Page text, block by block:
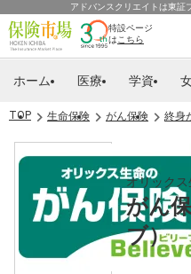
アドバンスクリエイトは東証
特設ページ
は こちら
ホーム 医療 学資
TOP 生命保険 がん保険 終身
オリックス
がん
ブ）